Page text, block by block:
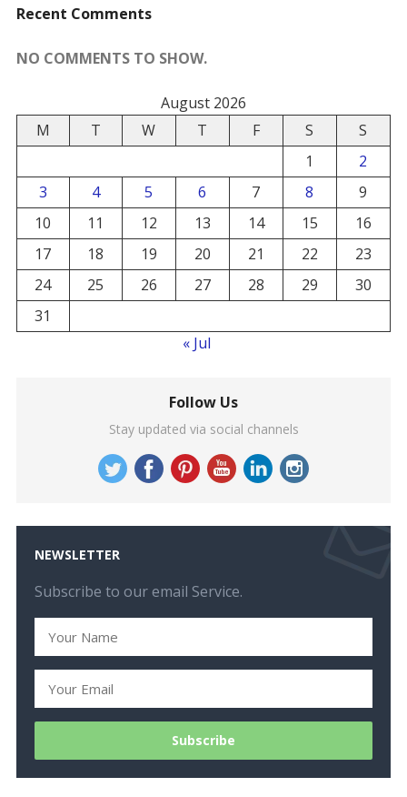
Recent Comments
NO COMMENTS TO SHOW.
August 2026
M
T W T F S
S
1
2
3
4 5 6 7 8
9
10
11 12 13 14 15
16
17
18 19 20 21 22
23
24
25 26 27 28 29
30
31
« Jul
Follow Us
Stay updated via social channels
NEWSLETTER
Subscribe to our email Service.